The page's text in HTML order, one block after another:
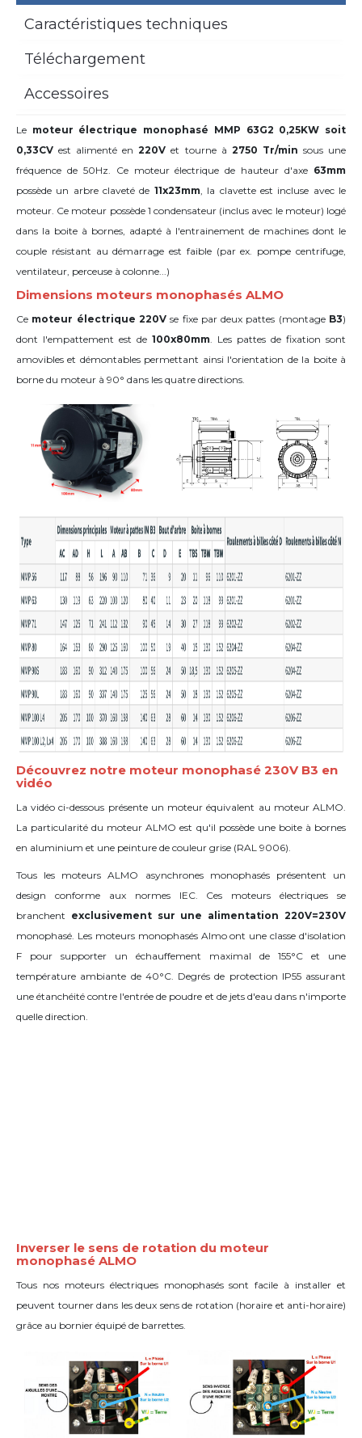
Caractéristiques techniques
Téléchargement
Accessoires
Le moteur électrique monophasé MMP 63G2 0,25KW soit
0,33CV est alimenté en220V et tourne à 2750 Tr/min sous une
fréquence de 50Hz. Ce moteur électrique de hauteur d'axe 63mm
possède un arbre claveté de 11x23mm, la clavette est incluse avec le
moteur. Ce moteur possède 1 condensateur (inclus avec le moteur) logé
dans la boite à bornes, adapté à l'entrainement de machines dont le
couple résistant au démarrage est faible (par ex. pompe centrifuge,
ventilateur, perceuse à colonne...)
Dimensions moteurs monophasés ALMO
Ce moteur électrique 220Vse fixe par deux pattes (montage B3)
dont l'empattement est de 100x80mm. Les pattes de fixation sont
amovibles et démontables permettant ainsi l'orientation de la boite à
borne du moteur à 90° dans les quatre directions.
Découvrez notre moteur monophasé 230V B3 en
vidéo
La vidéo ci-dessous présente un moteur équivalent au moteur ALMO.
La particularité du moteur ALMO est qu'il possède une boite à bornes
en aluminium et une peinture de couleur grise (RAL 9006).
Tous les moteurs ALMO asynchrones monophasés présentent un
design conforme aux normes IEC. Ces moteurs électriques se
branchent exclusivement sur une alimentation 220V=230V
monophasé. Les moteurs monophasés Almo ont une classe d'isolation
F pour supporter un échauffement maximal de 155°C et une
température ambiante de 40°C. Degrés de protection IP55 assurant
une étanchéité contre l'entrée de poudre et de jets d'eau dans n'importe
quelle direction.
Inverser le sens de rotation du moteur
monophasé ALMO
Tous nos moteurs électriques monophasés sont facile à installer et
peuvent tourner dans les deux sens de rotation (horaire et anti-horaire)
grâce au bornier équipé de barrettes.